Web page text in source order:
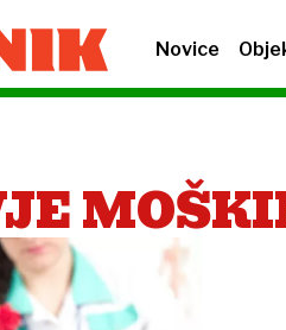
Novice